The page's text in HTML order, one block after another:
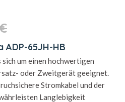
65JH-HB
um einen hochwertigen
oder Zweitgerät geeignet.
Stromkabel und der
Langlebigkeit